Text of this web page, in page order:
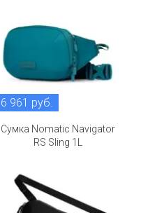
6 961 руб.
Сумка Nomatic Navigator
RS Sling 1L